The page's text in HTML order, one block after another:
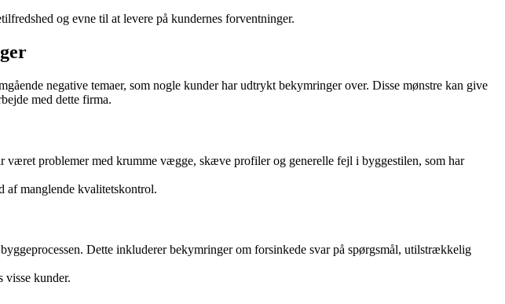
og evne til at levere på kundernes forventninger.
negative temaer, som nogle kunder har udtrykt bekymringer over. Disse mønstre kan give
med dette firma.
problemer med krumme vægge, skæve profiler og generelle fejl i byggestilen, som har
af manglende kvalitetskontrol.
Dette inkluderer bekymringer om forsinkede svar på spørgsmål, utilstrækkelig
visse kunder.